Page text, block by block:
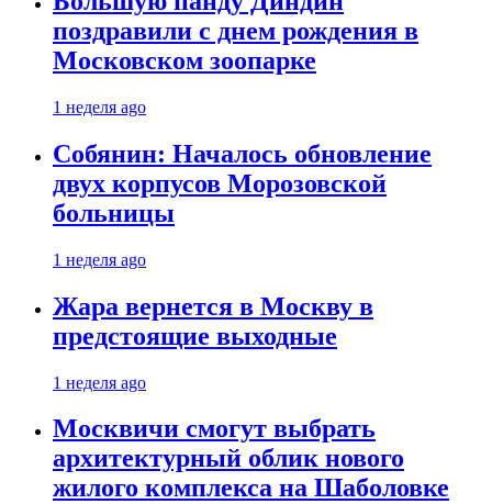
поздравили с днем рождения в
Московском зоопарке
1 неделя ago
Собянин: Началось обновление
двух корпусов Морозовской
больницы
1 неделя ago
Жара вернется в Москву в
предстоящие выходные
1 неделя ago
Москвичи смогут выбрать
архитектурный облик нового
жилого комплекса на Шаболовке